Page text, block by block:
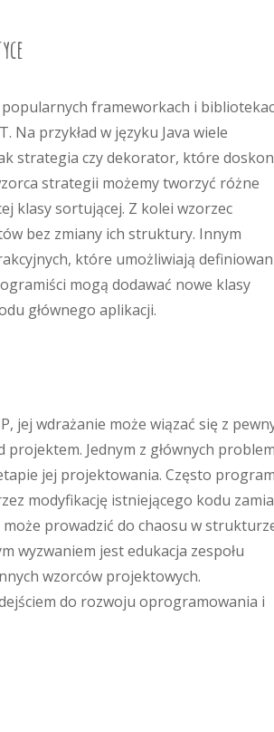
popularnych frameworkach i
przykład w języku Java wiele
strategia czy dekorator, które
strategii możemy tworzyć różne
klasy sortującej. Z kolei wzorzec
bez zmiany ich struktury. Innym
które umożliwiają
mogą dodawać nowe klasy
głównego aplikacji.
jej wdrażanie może wiązać się z
Jednym z głównych
jej projektowania. Często
modyfikację istniejącego kodu
prowadzić do chaosu w
wyzwaniem jest edukacja zespołu
wzorców projektowych.
do rozwoju oprogramowania i